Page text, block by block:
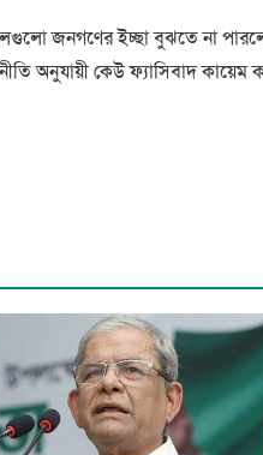
জনগণের ইচ্ছা বুঝতে না
অনুযায়ী কেউ ফ্যাসিবাদ